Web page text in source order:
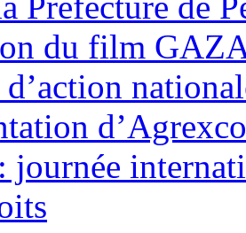
du film
d’action
d’Agrexco
journée